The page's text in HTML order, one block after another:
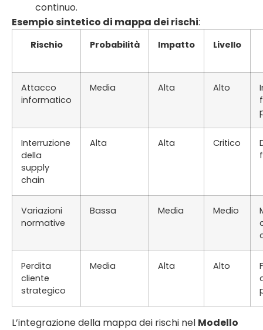
continuo.
Esempio sintetico di mappa dei rischi:
Rischio Probabilità Impatto Livello
Attacco
informatico
Media Alta Alto
Interruzione
della
supply
chain
Alta Alta Critico
Variazioni
normative
Bassa Media Medio
Perdita
cliente
strategico
Media Alta Alto
L’integrazione della mappa dei rischi nel Modello